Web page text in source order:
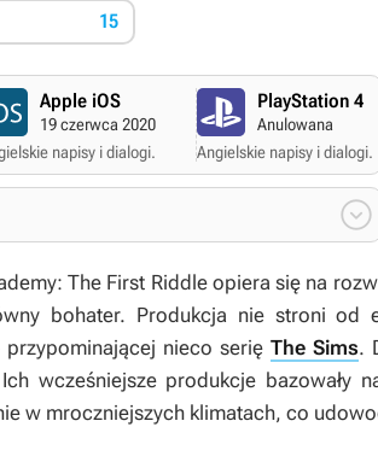
15
Apple iOS
19 czerwca 2020
napisy i dialogi.
PlayStation 4
Anulowana
Angielskie napisy i dialogi.

The First Riddleopiera się na
bohater. Produkcja nie stroni
przypominającej nieco serięThe Sims.
wcześniejsze produkcje bazowały
w mroczniejszych klimatach, co